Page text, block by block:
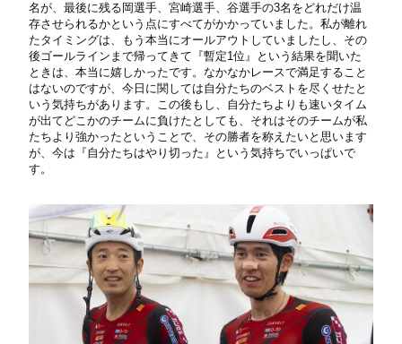
名が、最後に残る岡選手、宮崎選手、谷選手の3名をどれだけ温
存させられるかという点にすべてがかかっていました。私が離れ
たタイミングは、もう本当にオールアウトしていましたし、その
後ゴールラインまで帰ってきて『暫定1位』という結果を聞いた
ときは、本当に嬉しかったです。なかなかレースで満足すること
はないのですが、今日に関しては自分たちのベストを尽くせたと
いう気持ちがあります。この後もし、自分たちよりも速いタイム
が出てどこかのチームに負けたとしても、それはそのチームが私
たちより強かったということで、その勝者を称えたいと思います
が、今は『自分たちはやり切った』という気持ちでいっぱいで
す。